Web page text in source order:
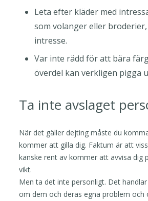
Leta efter kläder med
som volanger eller
intresse.
Var inte rädd för att bära
överdel kan verkligen pigga
Ta inte avslaget
När det gäller dejting måste du
kommer att gilla dig. Faktum är att
kanske rent av kommer att avvisa dig
vikt.
Men ta det inte personligt. Det
om dem och deras egna problem och